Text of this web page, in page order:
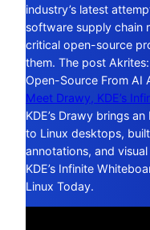
industry’s latest
software supply chain
critical open-source
them. The post
Open-Source From AI
Meet Drawy, KDE’s
KDE’s Drawy brings
to Linux desktops,
annotations, and
KDE’s Infinite
Linux Today.